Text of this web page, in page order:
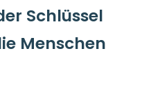
Schlüssel
Menschen